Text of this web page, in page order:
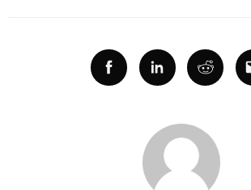
FacebookLinkedinReddit